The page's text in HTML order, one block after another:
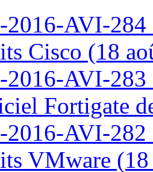
2016-AVI-
Cisco (18
2016-AVI-
Fortigate
2016-AVI-
VMware